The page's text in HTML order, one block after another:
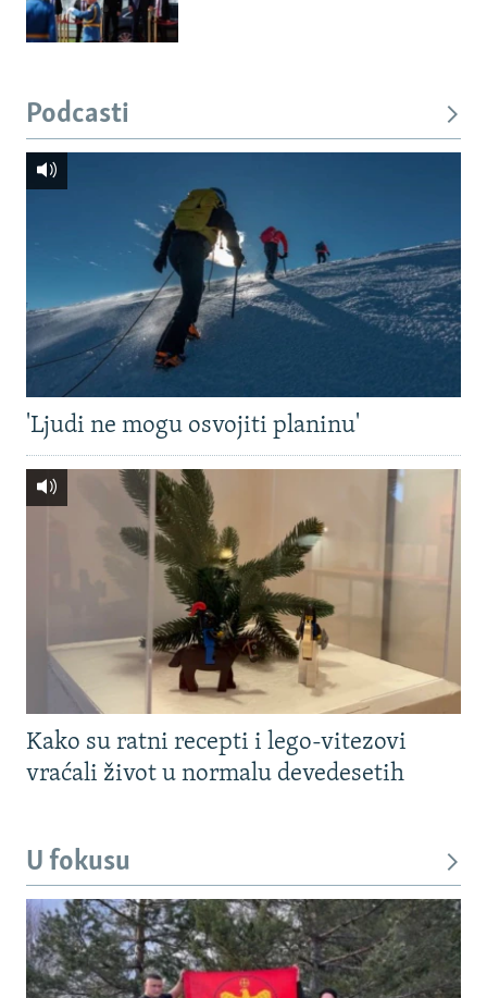
Podcasti
'Ljudi ne mogu osvojiti planinu'
Kako su ratni recepti i lego-vitezovi
vraćali život u normalu devedesetih
U fokusu